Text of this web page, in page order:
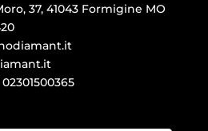
37, 41043 Formigine MO